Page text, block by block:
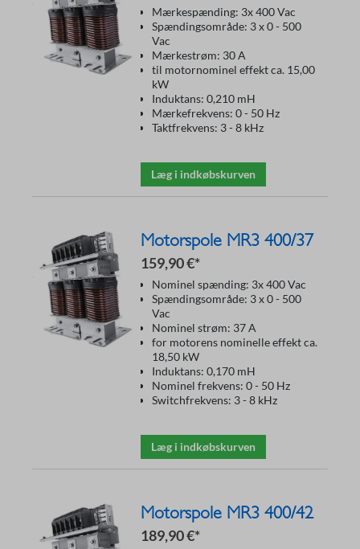
Mærkespænding: 3x 400 Vac
Spændingsområde: 3 x 0 - 500
Vac
Mærkestrøm: 30 A
til motornominel effekt ca. 15,00
kW
Induktans: 0,210 mH
Mærkefrekvens: 0 - 50 Hz
Taktfrekvens: 3 - 8 kHz
Læg i indkøbskurven
Motorspole MR3 400/37
159,90 €*
Nominel spænding: 3x 400 Vac
Spændingsområde: 3 x 0 - 500
Vac
Nominel strøm: 37 A
for motorens nominelle effekt ca.
18,50 kW
Induktans: 0,170 mH
Nominel frekvens: 0 - 50 Hz
Switchfrekvens: 3 - 8 kHz
Læg i indkøbskurven
Motorspole MR3 400/42
189,90 €*